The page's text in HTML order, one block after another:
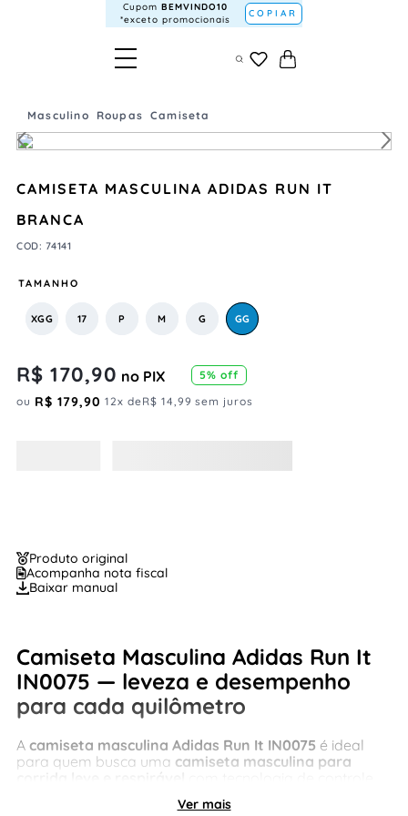
Cupom BEMVINDO10
*exceto promocionais
COPIAR
Masculino Roupas Camiseta
CAMISETA MASCULINA ADIDAS RUN IT
BRANCA
COD: 74141
TAMANHO
XGG 17 P M G GG
R$ 170,90 no PIX 5% off
ou R$ 179,90 12x deR$ 14,99 sem juros
Produto original
Acompanha nota fiscal
Baixar manual
Camiseta Masculina Adidas Run It
IN0075 — leveza e desempenho
para cada quilômetro
A camiseta masculina Adidas Run It IN0075 é ideal
para quem busca uma camiseta masculina para
para proporcionar conforto, frescor e visibilidade
Ver mais